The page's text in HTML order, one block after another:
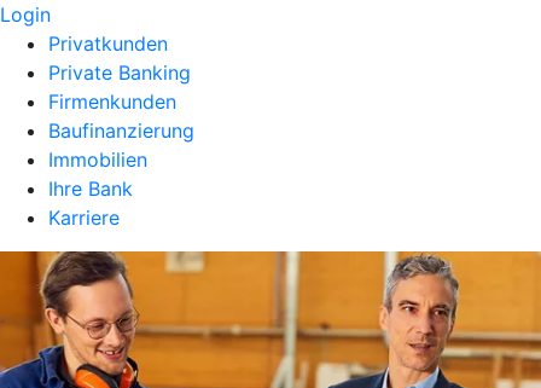
Login
Privatkunden
Private Banking
Firmenkunden
Baufinanzierung
Immobilien
Ihre Bank
Karriere